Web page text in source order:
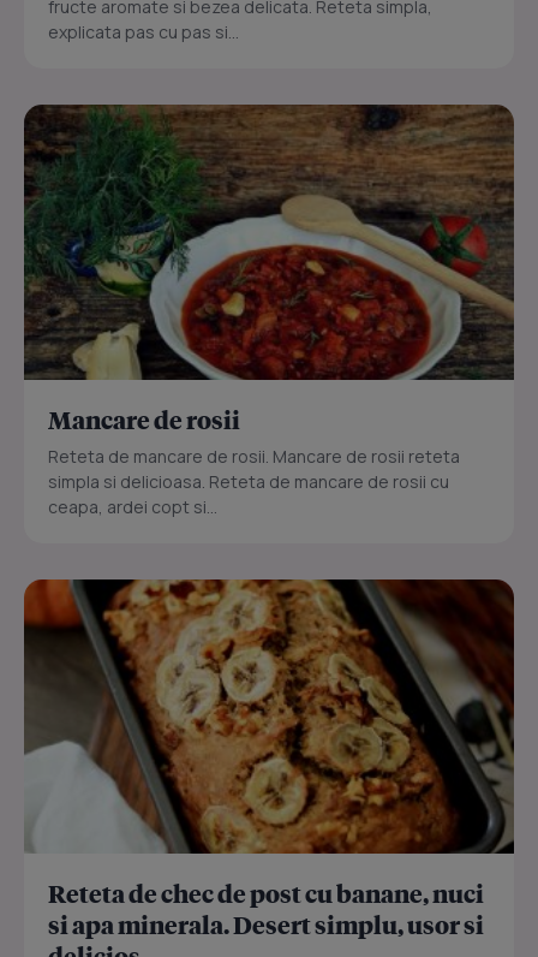
fructe aromate si bezea delicata. Reteta simpla,
explicata pas cu pas si...
Mancare de rosii
Reteta de mancare de rosii. Mancare de rosii reteta
simpla si delicioasa. Reteta de mancare de rosii cu
ceapa, ardei copt si...
Reteta de chec de post cu banane, nuci
si apa minerala. Desert simplu, usor si